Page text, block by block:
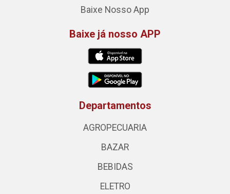
Baixe Nosso App
Baixe já nosso APP
Departamentos
AGROPECUARIA
BAZAR
BEBIDAS
ELETRO